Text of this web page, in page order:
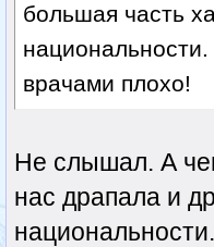
большая часть
национальности.
врачами плохо!
Не слышал. А
нас драпала и
национальности.